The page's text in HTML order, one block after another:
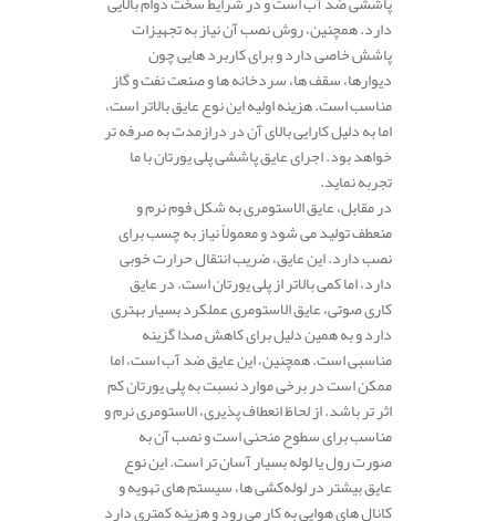
دارد. همچنین، روش نصب آن نیاز به تجهیزات
پاشش خاصی دارد و برای کاربرد هایی چون
دیوارها، سقف‌ ها، سردخانه‌ ها و صنعت نفت و گاز
مناسب است. هزینه اولیه این نوع عایق بالاتر است،
اما به دلیل کارایی بالای آن در درازمدت به صرفه‌ تر
خواهد بود. اجرای عایق پاششی پلی یورتان با ما
تجربه نماید.
در مقابل، عایق الاستومری به شکل فوم نرم و
منعطف تولید می‌ شود و معمولاً نیاز به چسب برای
نصب دارد. این عایق، ضریب انتقال حرارت خوبی
دارد، اما کمی بالاتر از پلی‌ یورتان است. در عایق‌
کاری صوتی، عایق الاستومری عملکرد بسیار بهتری
دارد و به همین دلیل برای کاهش صدا گزینه
مناسبی است. همچنین، این عایق ضد آب است، اما
ممکن است در برخی موارد نسبت به پلی‌ یورتان کم‌
اثر تر باشد. از لحاظ انعطاف‌ پذیری، الاستومری نرم و
مناسب برای سطوح منحنی است و نصب آن به
صورت رول یا لوله بسیار آسان‌ تر است. این نوع
عایق بیشتر در لوله‌کشی‌ ها، سیستم‌ های تهویه و
کانال‌ های هوایی به کار می‌ رود و هزینه کمتری دارد